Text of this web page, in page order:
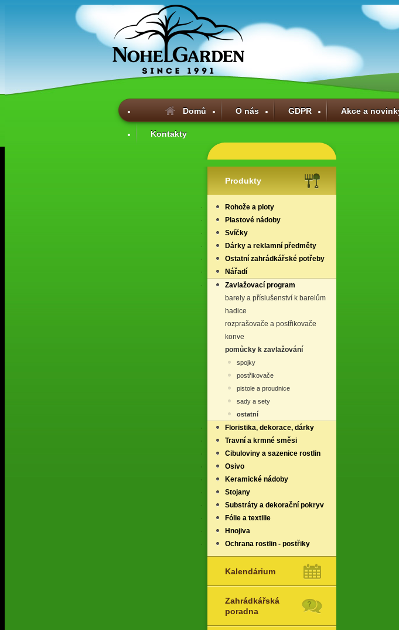
Domů O nás GDPR Akce a
Kontakty
Produkty
Rohože a ploty
Plastové nádoby
Svíčky
Dárky a reklamní předměty
Ostatní zahrádkářské potřeby
Nářadí
Zavlažovací program
barely a příslušenství k barelům
hadice
rozprašovače a postřikovače
konve
pomůcky k zavlažování
spojky
postřikovače
pistole a proudnice
sady a sety
ostatní
Floristika, dekorace, dárky
Travní a krmné směsi
Cibuloviny a sazenice rostlin
Osivo
Keramické nádoby
Stojany
Substráty a dekorační pokryv
Fólie a textilie
Hnojiva
Ochrana rostlin - postřiky
Kalendárium
Zahrádkářská
poradna